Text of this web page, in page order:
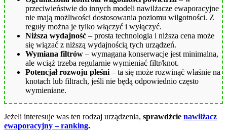
przeciwieństwie do innych modeli nawilżacze ewaporacyjne
nie mają możliwości dostosowania poziomu wilgotności. Z
reguły można je tylko włączyć i wyłączyć.
Niższa wydajność – prosta technologia i niższa cena może
się wiązać z niższą wydajnością tych urządzeń.
Wymiana filtrów – wymagana konserwacje jest minimalna,
ale wciąż trzeba regularnie wymieniać filtr/knot.
Potencjał rozwoju pleśni – ta się może rozwinąć właśnie na
knotach lub filtrach, jeśli nie będą odpowiednio często
wymieniane.
Jeżeli interesuje was ten rodzaj urządzenia, sprawdźcie nawilżacz
ewaporacyjny – ranking.